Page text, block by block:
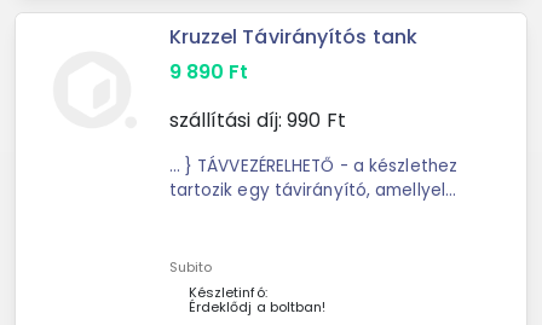
Kruzzel Távirányítós tank
9 890 Ft
szállítási díj: 990 Ft
... } TÁVVEZÉRELHETŐ - a készlethez
tartozik egy távirányító, amellyel
egyenetlen ... fog, és órákig tartó
Subito
Készletinfó:
Érdeklődj a boltban!